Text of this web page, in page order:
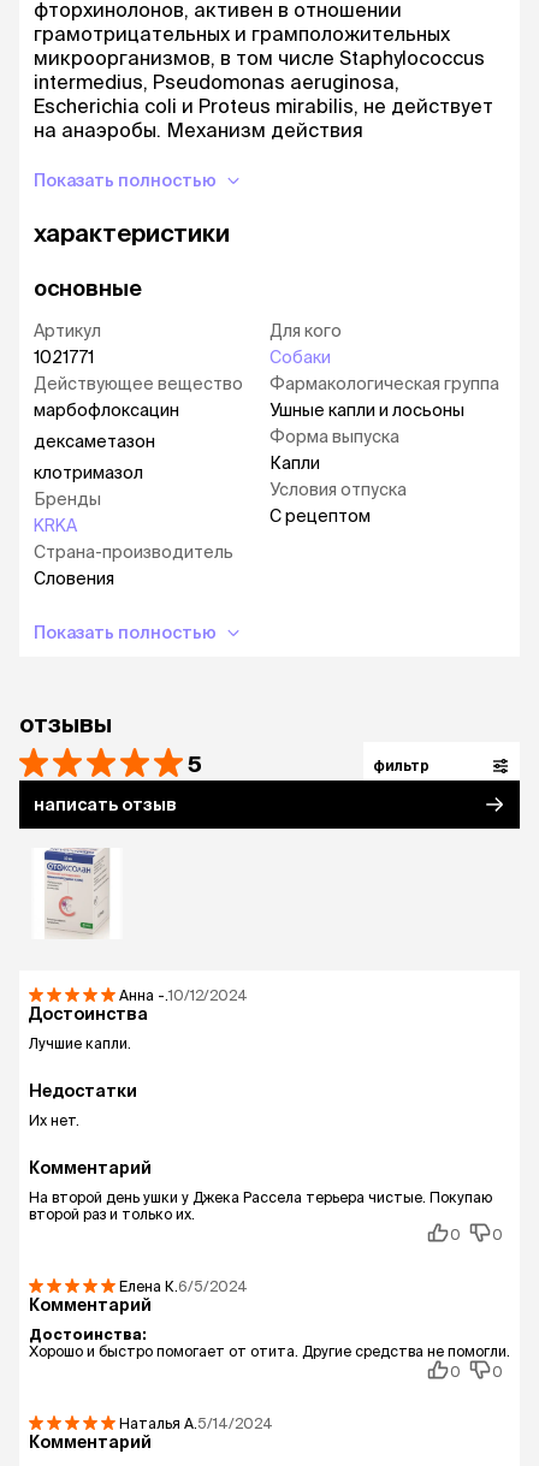
фторхинолонов, активен в отношении
грамотрицательных и грамположительных
микроорганизмов, в том числе Staphylococcus
intermedius, Pseudomonas aeruginosa,
Escherichia coli и Proteus mirabilis, не действует
на анаэробы. Механизм действия
ингибировании синтеза ДНК микроорганизмов.
имидазола, изменяя проницаемость клеточной
элементов и ингибирует внутриклеточный
дерматофитов и дрожжевых грибов, в
частности Malassezia pachydermatis.
Дексаметазона ацетат - синтетический
глюкокортикостероид, оказывает
противовоспалительное и
противоэкссудативное действие, способствует
уменьшению зуда и заживлению поврежденных
тканей.
Показать полностью
характеристики
основные
Артикул
1021771
Действующее вещество
марбофлоксацин
дексаметазон
клотримазол
Бренды
KRKA
Страна-производитель
Словения
Для кого
Собаки
Фармакологическая группа
Ушные капли и лосьоны
Форма выпуска
Капли
Условия отпуска
С рецептом
Показать полностью
отзывы
5 фильтр
написать отзыв
Анна -.10/12/2024
Достоинства
Лучшие капли.
Недостатки
Их нет.
Комментарий
На второй день ушки у Джека Рассела терьера чистые. Покупаю
второй раз и только их.
0
0
Елена К. 6/5/2024
Комментарий
Достоинства:
Хорошо и быстро помогает от отита. Другие средства не помогли.
0
0
Наталья А. 5/14/2024
Комментарий